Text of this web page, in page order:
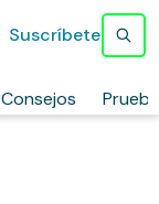
Consejos
Suscríbete